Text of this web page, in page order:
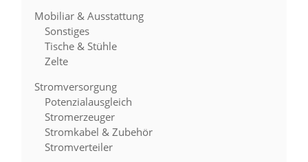
Mobiliar & Ausstattung
Sonstiges
Tische & Stühle
Zelte
Stromversorgung
Potenzialausgleich
Stromerzeuger
Stromkabel & Zubehör
Stromverteiler